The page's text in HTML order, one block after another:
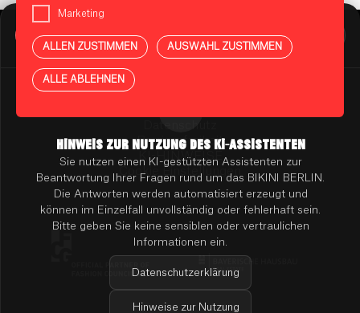
BIKINI BERLIN Assistent
Online
HINWEIS ZUR NUTZUNG DES KI-ASSISTENTEN
Sie nutzen einen KI-gestützten Assistenten zur
Beantwortung Ihrer Fragen rund um das BIKINI BERLIN.
Die Antworten werden automatisiert erzeugt und
können im Einzelfall unvollständig oder fehlerhaft sein.
Bitte geben Sie keine sensiblen oder vertraulichen
Informationen ein.
Datenschutzerklärung
Hinweise zur Nutzung
Marketing
ALLEN ZUSTIMMEN AUSWAHL ZUSTIMMEN
ALLE ABLEHNEN
Presse
Barrierefreiheit
KI-HINWEISE
Cookie Einstellungen